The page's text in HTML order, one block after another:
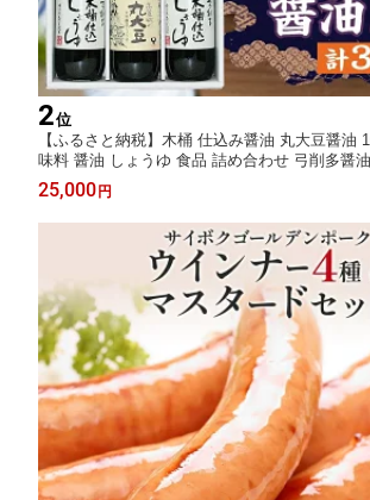
2位
【ふるさと納税】木桶 仕込み醤油 丸大豆醤油
味料 醤油 しょうゆ 食品 詰め合わせ 弓削多醤
25,000 円